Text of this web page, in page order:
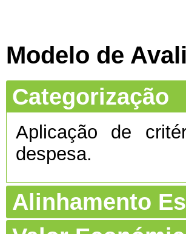
Modelo de
Categorização
Aplicação de
despesa.
Alinhamento